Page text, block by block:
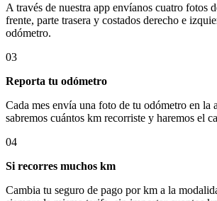
A través de nuestra app envíanos cuatro fotos
frente, parte trasera y costados derecho e
odómetro.
03
Reporta tu odómetro
Cada mes envía una foto de tu odómetro en la
sabremos cuántos km recorriste y haremos el
04
Si recorres muchos km
Cambia tu seguro de pago por km a la